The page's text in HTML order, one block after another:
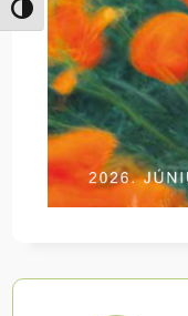
Nagy kontraszt váltása